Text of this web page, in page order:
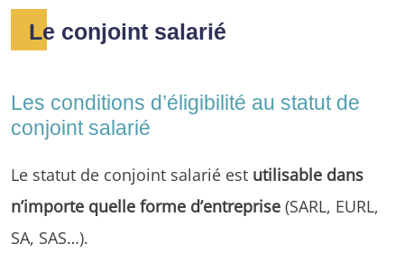
Le conjoint salarié
Les conditions d’éligibilité au statut de
conjoint salarié
Le statut de conjoint salarié est utilisable dans
n’importe quelle forme d’entreprise (SARL, EURL,
SA, SAS…).